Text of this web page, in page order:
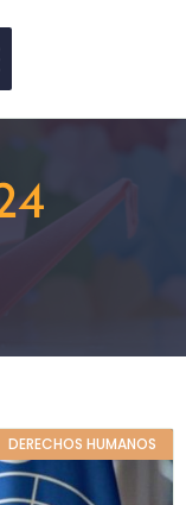
DERECHOS HUMANOS